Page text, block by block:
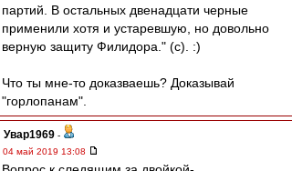
партий. В остальных двенадцати черные
применили хотя и устаревшую, но довольно
верную защиту Филидора." (c). :)
Что ты мне-то доказваешь? Доказывай
"горлопанам".
Увар1969 -
04 май 2019 13:08